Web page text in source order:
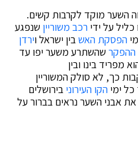
השער מוקד לקרבות קשים.
על ידי רכב משורייןשנפגע
הפסקת האשבין ישראל וירדן
שהשתרע משער יפו עד
מפריד בינו ובין
כך, לא סולק המשוריין
ימי הקו העירוניבירושלים
את אבני השער נראים בברור על